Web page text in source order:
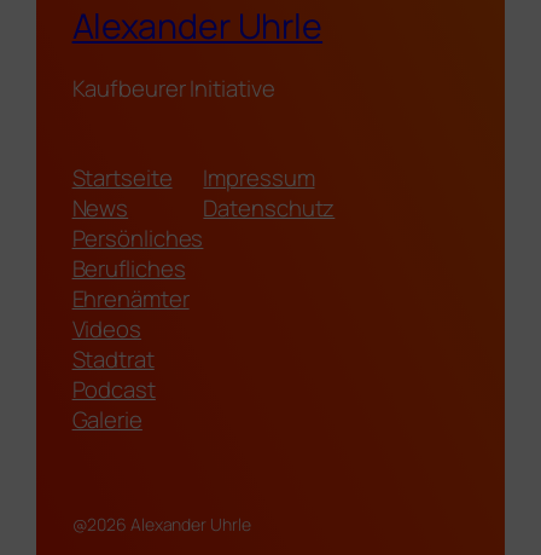
Alexander Uhrle
Kaufbeurer Initiative
Startseite
News
Persönliches
Berufliches
Ehrenämter
Videos
Stadtrat
Podcast
Galerie
Impressum
Datenschutz
@2026 Alexander Uhrle